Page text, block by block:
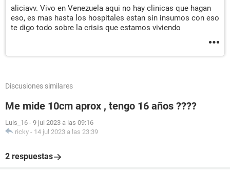
aliciavv. Vivo en Venezuela aqui no hay clinicas que hagan
eso, es mas hasta los hospitales estan sin insumos con eso
te digo todo sobre la crisis que estamos viviendo
Discusiones similares
Me mide 10cm aprox , tengo 16 años ????
Luis_16 - 9 jul 2023 a las 09:16
ricky - 14 jul 2023 a las 23:39
2 respuestas